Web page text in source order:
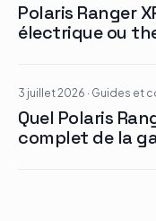
Polaris Ranger
électrique ou
3 juillet 2026 · Guides et
Quel Polaris
complet de la